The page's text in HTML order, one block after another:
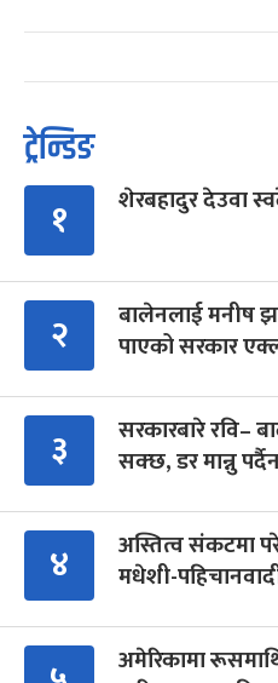
ट्रेन्डिङ
१ शेरबहादुर देउवा
२
बालेनलाई मनीष
पाएको सरकार
३
सरकारबारे रवि–
सक्छ, डर मान्नु
४
अस्तित्व संकटमा
मधेशी-
अमेरिकामा